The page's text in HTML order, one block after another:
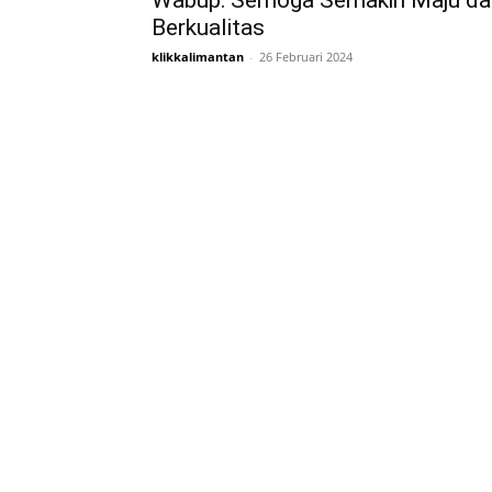
Berkualitas
klikkalimantan - 26 Februari 2024